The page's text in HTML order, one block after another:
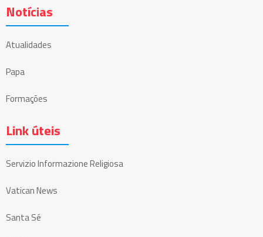
Notícias
Atualidades
Papa
Formações
Link úteis
Servizio Informazione Religiosa
Vatican News
Santa Sé